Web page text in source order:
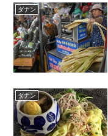
ダナン
ダナン